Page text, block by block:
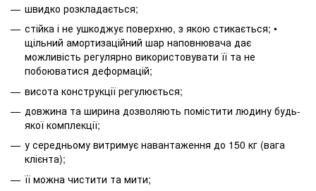
швидко розкладається;
стійка і не ушкоджує поверхню, з якою стикається; •
щільний амортизаційний шар наповнювача дає
можливість регулярно використовувати її та не
побоюватися деформацій;
висота конструкції регулюється;
довжина та ширина дозволяють помістити людину будь-
якої комплекції;
у середньому витримує навантаження до 150 кг (вага
клієнта);
її можна чистити та мити;